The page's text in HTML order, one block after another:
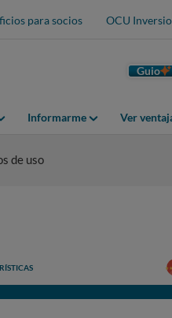
para socios OCU
Guio
Informarme Ver
de uso